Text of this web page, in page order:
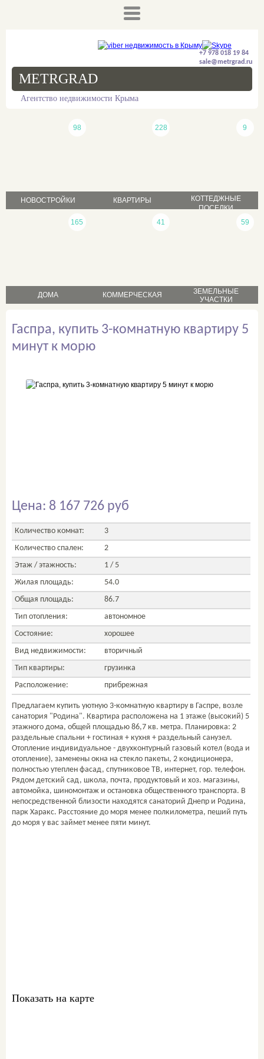
+7 978 018 19 84
sale@metrgrad.ru
METRGRAD
Агентство недвижимости Крыма
НОВОСТРОЙКИ
98
КВАРТИРЫ
228
КОТТЕДЖНЫЕ
ПОСЕЛКИ
9
ДОМА
аренда
165
КОММЕРЧЕСКАЯ
41
ЗЕМЕЛЬНЫЕ
УЧАСТКИ
продажа
59
Гаспра, купить 3-комнатную квартиру 5
минут к морю
Цена: 8 167 726 руб
Количество комнат:
3
Количество спален:
2
Этаж / этажность:
1 / 5
Жилая площадь:
54.0
Общая площадь:
86.7
Тип отопления:
автономное
Состояние:
хорошее
Вид недвижимости:
вторичный
Тип квартиры:
грузинка
Расположение:
прибрежная
Предлагаем купить уютную 3-комнатную квартиру в Гаспре, возле
санатория "Родина". Квартира расположена на 1 этаже (высокий) 5
этажного дома, общей площадью 86,7 кв. метра. Планировка: 2
раздельные спальни + гостиная + кухня + раздельный санузел.
Отопление индивидуальное - двухконтурный газовый котел (вода и
отопление), заменены окна на стекло пакеты, 2 кондиционера,
полностью утеплен фасад, спутниковое ТВ, интернет, гор. телефон.
Рядом детский сад, школа, почта, продуктовый и хоз. магазины,
автомойка, шиномонтаж и остановка общественного транспорта. В
непосредственной близости находятся санаторий Днепр и Родина,
парк Харакс. Расстояние до моря менее полкилометра, пеший путь
до моря у вас займет менее пяти минут.
Показать на карте